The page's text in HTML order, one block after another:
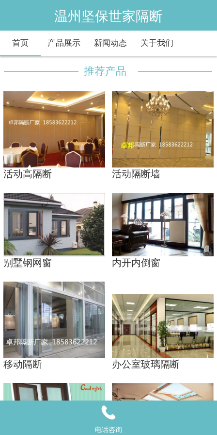
温州坚保世家隔断
首页 产品展示 新闻动态 关于我们
推荐产品
活动高隔断 活动隔断墙
别墅钢网窗 内开内倒窗
移动隔断 办公室玻璃隔断
电话咨询